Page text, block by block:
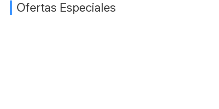
Ofertas Especiales